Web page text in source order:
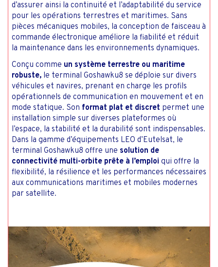
d’assurer ainsi la continuité et l’adaptabilité du service
pour les opérations terrestres et maritimes. Sans
pièces mécaniques mobiles, la conception de faisceau à
commande électronique améliore la fiabilité et réduit
la maintenance dans les environnements dynamiques.
Conçu comme un système terrestre ou maritime
robuste, le terminal Goshawku8 se déploie sur divers
véhicules et navires, prenant en charge les profils
opérationnels de communication en mouvement et en
mode statique. Son format plat et discret permet une
installation simple sur diverses plateformes où
l’espace, la stabilité et la durabilité sont indispensables.
Dans la gamme d’équipements LEO d’Eutelsat, le
terminal Goshawku8 offre une solution de
connectivité multi-orbite prête à l’emploi qui offre la
flexibilité, la résilience et les performances nécessaires
aux communications maritimes et mobiles modernes
par satellite.